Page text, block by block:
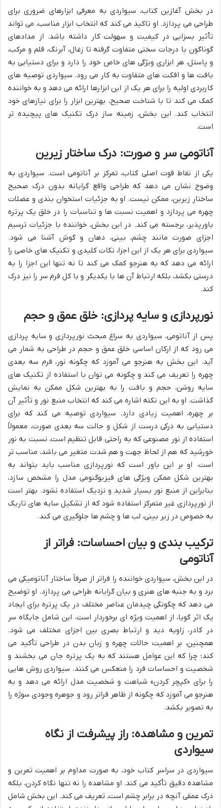
در بخش آغازین کتاب، سیواردی به معرفی ابزارهای ضروری برای
طراحی می پردازد. او تاکید می کند که انتخاب ابزار مناسب، می تواند
تأثیر بسزایی در کیفیت و سهولت کار داشته باشد. از مدادهای
گوناگون با درجات سختی متفاوت گرفته تا زغال، آبرنگ، قلم و مرکب،
و پاستل، هر ابزاری ویژگی های خاص خود را دارد و برای دستیابی به
بافت ها و افکت های متفاوت به کار می رود. سیواردی توصیه های
کاربردی اولیه را برای هر یک از این ابزارها ارائه می دهد و به خواننده
کمک می کند تا با شناخت صحیح، بهترین ابزار را برای نیازهای خود
انتخاب کند. این بخش، زمینه ساز درک تکنیک های پیچیده تر
است.
آناتومی سر و صورت: درک ساختار زیرین
یکی از نقاط قوت اصلی کتاب، تمرکز بر آناتومی است. سیواردی به
وضوح نشان می دهد که طراحی واقع گرایانه بدون درک صحیح
ساختار زیرین، ممکن نیست. او به جزئیات استخوان بندی و عضلات
چهره می پردازد و اهمیت نسبت ها و تناسبات را در خلق یک پرتره
باورپذیر، برجسته می کند. در این بخش، خواننده با جزئیات ترسیم
اجزای صورت مانند چشم، بینی، دهان و گوش آشنا می شود.
سیواردی برای هر یک از این اجزا، نکات کلیدی و تکنیک های خاصی را
ارائه می دهد که به هنرجو کمک می کند تا نه تنها این اجزا را به
درستی بکشد، بلکه ارتباط آن ها با یکدیگر و با کل فرم سر را نیز درک
کند.
نورپردازی و سایه پردازی: خلق عمق و حجم
پس از آناتومی، سیواردی به سراغ مبحث نورپردازی و سایه پردازی
می رود که از ارکان اساسی خلق عمق و حجم در طراحی به شمار می
آید. این بخش به هنرجو می آموزد که چگونه نور، فرم سه بعدی
چهره را تعریف می کند و چگونه می توان با استفاده از تکنیک های
سایه روشن، حجم و بافت را به بهترین شکل ممکن به نمایش
گذاشت. او به این نکته اشاره می کند که انتخاب منبع نور و تأثیر آن
بر چهره، اهمیت زیادی دارد. سیواردی توصیه می کند که برای
دستیابی به درکی درست از شکل و حالت سه بعدی صورت، معمولاً
استفاده از نور مصنوعی که به راحتی قابل تنظیم است، نسبت به نور
خورشید که هم از لحاظ جهت و هم شدت متغیر می باشد، مناسب تر
است. او بر این باور است که نورپردازی مناسب باید بتواند به
بهترین شکل ممکن ویژگی های فیزیوگنومی مدل را مشخص سازد،
بنابراین از منبع نور بسیار شدید و نزدیک استفاده نشود. بهتر است
از نورپردازی غیر متمرکز استفاده شود که از تشکیل سایه های تاریک
به خصوص در زیر بینی، لب ها و چشم ها جلوگیری می کند.
ترکیب بندی و بیان احساسات: فراتر از
آناتومی
در این بخش، سیواردی خواننده را فراتر از صرفاً ساختار آناتومیکی می
برد و به جنبه های هنری و بیان گرایانه طراحی می پردازد. او توضیح
می دهد که چگونگی چیدمان عناصر مختلف در یک پرتره برای ایجاد
یک اثر گویا، از اهمیت ویژه ای برخوردار است. این شامل جایگاه سر
در کادر، زاویه دید و ارتباط بصری بین اجزای مختلف می شود.
همچنین، بر اهمیت حالات چهره و زبان بدن در طراحی تأکید می
کند؛ چرا که این عوامل هستند که به یک پرتره جان می بخشند و
شخصیت و احساسات فرد را منعکس می کنند. سیواردی روش هایی
را برای «کپچر کردن» شباهت و شخصیت مدل ارائه می دهد و به
هنرجو می آموزد که چگونه از ظاهر فراتر رود و جوهره وجودی سوژه را
به تصویر بکشد.
تمرین و مشاهده: راز پیشرفت از نگاه
سیواردی
سیواردی در سراسر کتاب خود، به صورت مداوم بر اهمیت تمرین و
مشاهده دقیق تأکید می کند. او مشاهده را نه تنها نگاه کردن، بلکه
درک عمقی آنچه در برابر چشم است، تعریف می کند. این بخش شامل